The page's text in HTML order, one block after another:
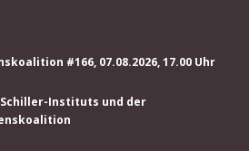
#166, 07.08.2026, 17.00 Uhr
Instituts und der